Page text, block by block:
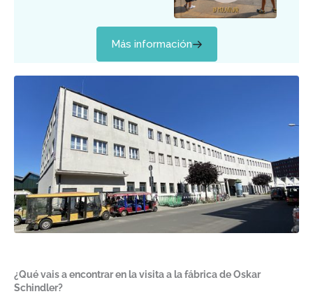
Más información
¿Qué vais a encontrar en la visita a la fábrica de Oskar
Schindler?